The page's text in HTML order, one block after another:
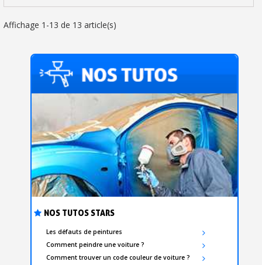
NOS TUTOS STARS
Les défauts de peintures
Comment peindre une voiture ?
Comment trouver un code couleur de voiture ?
Affichage 1-13 de 13 article(s)